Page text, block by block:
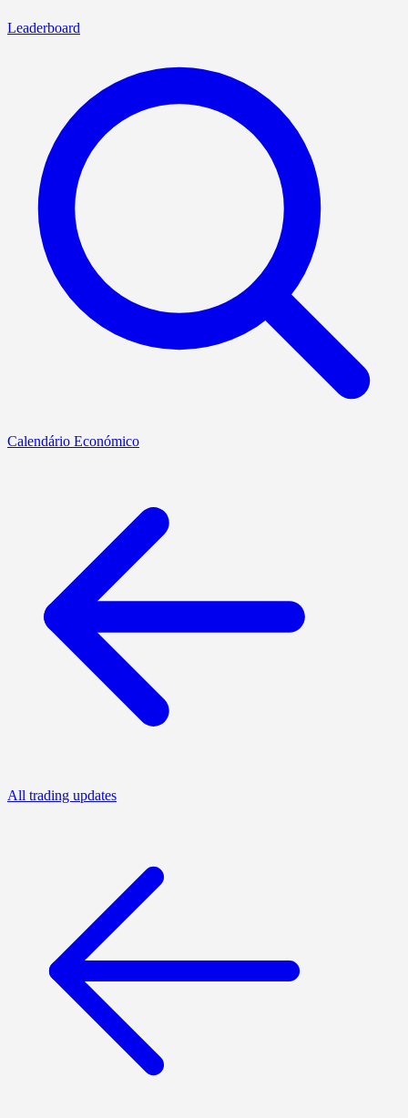
Leaderboard
Calendário Económico
All trading updates